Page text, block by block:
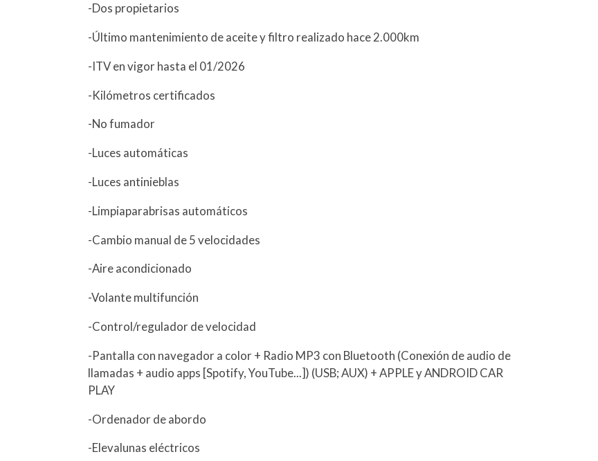
-Dos propietarios
-Último mantenimiento de aceite y filtro realizado hace 2.000km
-ITV en vigor hasta el 01/2026
-Kilómetros certificados
-No fumador
-Luces automáticas
-Luces antinieblas
-Limpiaparabrisas automáticos
-Cambio manual de 5 velocidades
-Aire acondicionado
-Volante multifunción
-Control/regulador de velocidad
-Pantalla con navegador a color + Radio MP3 con Bluetooth (Conexión de audio de
llamadas + audio apps [Spotify, YouTube...]) (USB; AUX) + APPLE y ANDROID CAR
PLAY
-Ordenador de abordo
-Elevalunas eléctricos